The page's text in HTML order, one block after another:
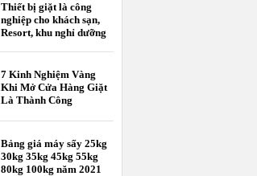
Thiết bị giặt là công
nghiệp cho khách sạn,
Resort, khu nghỉ dưỡng
7 Kinh Nghiệm Vàng
Khi Mở Cửa Hàng Giặt
Là Thành Công
Bảng giá máy sấy 25kg
30kg 35kg 45kg 55kg
80kg 100kg năm 2021